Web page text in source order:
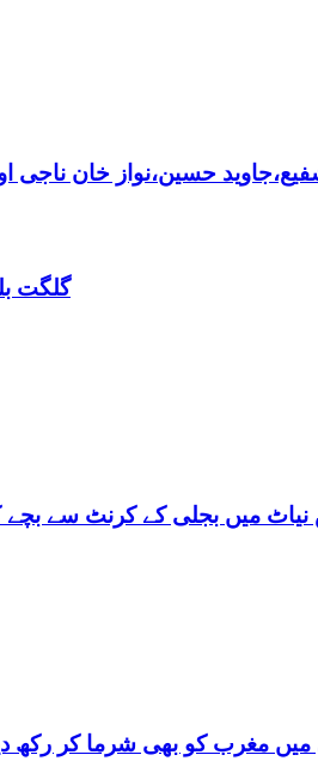
حسین،نواز خان ناجی
گلگت بلتستان،
میں بجلی کے کرنٹ سے بچے
رکھ دیا: لندن میں بیک وقت 7 یورپین مردوں